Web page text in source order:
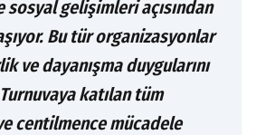
sosyal gelişimleri açısından
Bu tür organizasyonlar
ve dayanışma duygularını
katılan tüm
ve centilmence mücadele